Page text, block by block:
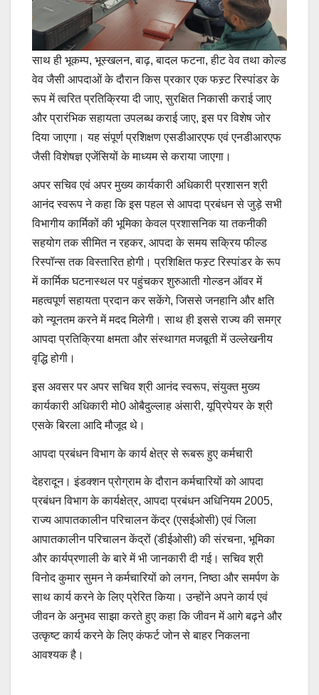
साथ ही भूकम्प, भूस्खलन, बाढ़, बादल फटना, हीट वेव तथा कोल्ड
वेव जैसी आपदाओं के दौरान किस प्रकार एक फस्र्ट रिस्पांडर के
रूप में त्वरित प्रतिक्रिया दी जाए, सुरक्षित निकासी कराई जाए
और प्रारंभिक सहायता उपलब्ध कराई जाए, इस पर विशेष जोर
दिया जाएगा। यह संपूर्ण प्रशिक्षण एसडीआरएफ एवं एनडीआरएफ
जैसी विशेषज्ञ एजेंसियों के माध्यम से कराया जाएगा।
अपर सचिव एवं अपर मुख्य कार्यकारी अधिकारी प्रशासन श्री
आनंद स्वरूप ने कहा कि इस पहल से आपदा प्रबंधन से जुड़े सभी
विभागीय कार्मिकों की भूमिका केवल प्रशासनिक या तकनीकी
सहयोग तक सीमित न रहकर, आपदा के समय सक्रिय फील्ड
रिस्पॉन्स तक विस्तारित होगी। प्रशिक्षित फस्र्ट रिस्पांडर के रूप
में कार्मिक घटनास्थल पर पहुंचकर शुरुआती गोल्डन ऑवर में
महत्वपूर्ण सहायता प्रदान कर सकेंगे, जिससे जनहानि और क्षति
को न्यूनतम करने में मदद मिलेगी। साथ ही इससे राज्य की समग्र
आपदा प्रतिक्रिया क्षमता और संस्थागत मजबूती में उल्लेखनीय
वृद्धि होगी।
इस अवसर पर अपर सचिव श्री आनंद स्वरूप, संयुक्त मुख्य
कार्यकारी अधिकारी मो0 ओबैदुल्लाह अंसारी, यूप्रिपेयर के श्री
एसके बिरला आदि मौजूद थे।
आपदा प्रबंधन विभाग के कार्य क्षेत्र से रूबरू हुए कर्मचारी
देहरादून। इंडक्शन प्रोग्राम के दौरान कर्मचारियों को आपदा
प्रबंधन विभाग के कार्यक्षेत्र, आपदा प्रबंधन अधिनियम 2005,
राज्य आपातकालीन परिचालन केंद्र (एसईओसी) एवं जिला
आपातकालीन परिचालन केंद्रों (डीईओसी) की संरचना, भूमिका
और कार्यप्रणाली के बारे में भी जानकारी दी गई। सचिव श्री
विनोद कुमार सुमन ने कर्मचारियों को लगन, निष्ठा और समर्पण के
साथ कार्य करने के लिए प्रेरित किया। उन्होंने अपने कार्य एवं
जीवन के अनुभव साझा करते हुए कहा कि जीवन में आगे बढ़ने और
उत्कृष्ट कार्य करने के लिए कंफर्ट जोन से बाहर निकलना
आवश्यक है।